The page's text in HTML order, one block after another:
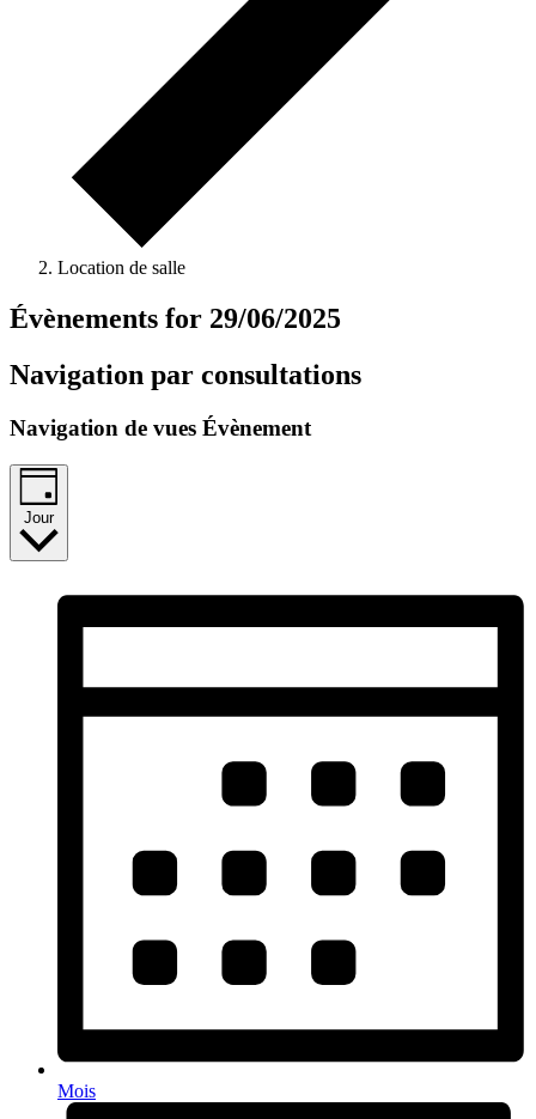
Location de salle
Évènements for 29/06/2025
Navigation par consultations
Navigation de vues Évènement
Jour
Mois